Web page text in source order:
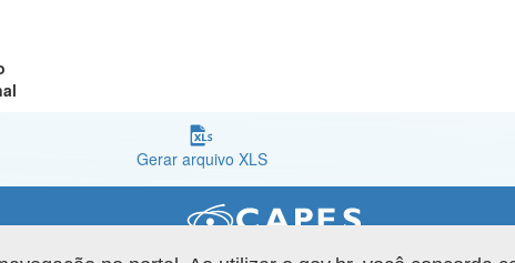
Gerar arquivo XLS